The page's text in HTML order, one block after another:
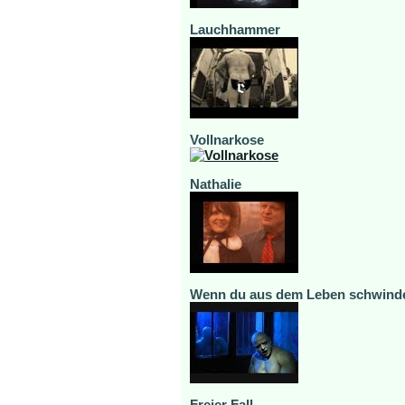
Lauchhammer
Vollnarkose
Nathalie
Wenn du aus dem Leben